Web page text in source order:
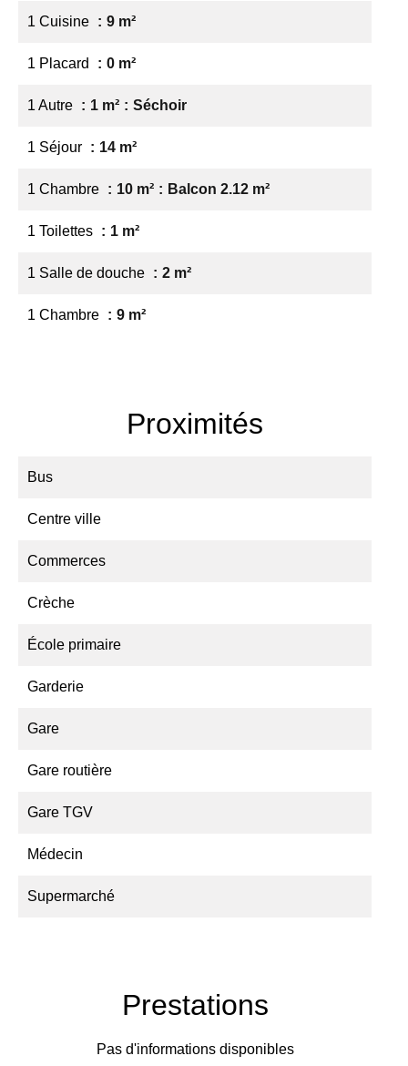
1 Cuisine 9 m²
1 Placard 0 m²
1 Autre 1 m² Séchoir
1 Séjour 14 m²
1 Chambre 10 m² Balcon 2.12 m²
1 Toilettes 1 m²
1 Salle de douche 2 m²
1 Chambre 9 m²
Proximités
Bus
Centre ville
Commerces
Crèche
École primaire
Garderie
Gare
Gare routière
Gare TGV
Médecin
Supermarché
Prestations
Pas d'informations disponibles